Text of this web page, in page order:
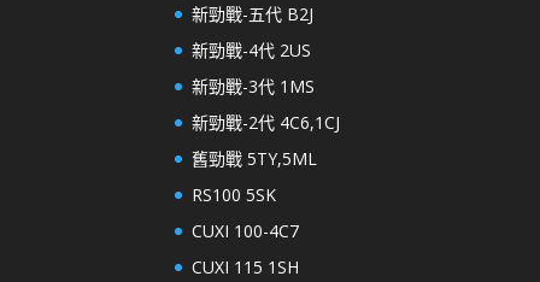
新勁戰-五代 B2J
新勁戰-4代 2US
新勁戰-3代 1MS
新勁戰-2代 4C6,1CJ
舊勁戰 5TY,5ML
RS100 5SK
CUXI 100-4C7
CUXI 115 1SH